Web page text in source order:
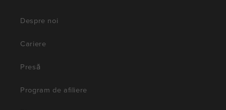
Despre noi
Cariere
Presă
Program de afiliere